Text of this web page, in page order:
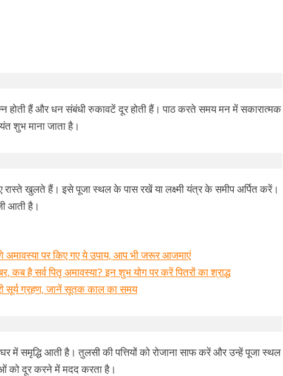
होती हैं और धन संबंधी रुकावटें दूर होती हैं। पाठ करते समय मन में सकारात्मक
शुभ माना जाता है।
रास्ते खुलते हैं। इसे पूजा स्थल के पास रखें या लक्ष्मी यंत्र के समीप अर्पित करें।
आती है।
पर किए गए ये उपाय, आप भी जरूर आजमाएं
है सर्व पितृ अमावस्या? इन शुभ योग पर करें पितरों का श्राद्ध
ग्रहण, जानें सूतक काल का समय
समृद्धि आती है। तुलसी की पत्तियों को रोजाना साफ करें और उन्हें पूजा स्थल
को दूर करने में मदद करता है।